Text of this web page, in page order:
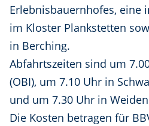
Erlebnisbauernhofes, eine
im Kloster Plankstetten
in Berching.
Abfahrtszeiten sind um
(OBI), um 7.10 Uhr in
und um 7.30 Uhr in
Die Kosten betragen für